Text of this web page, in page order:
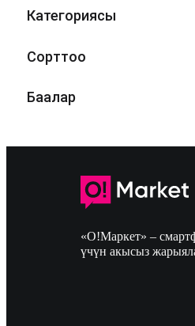
Категориясы
Сорттоо
Баалар
«О!Маркет» –
үчүн акысыз